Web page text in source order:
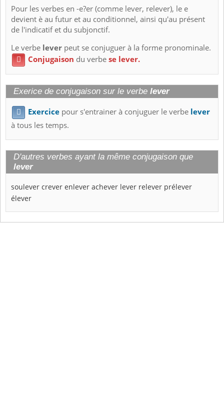
Pour les verbes en -e?er (comme lever, relever), le e
devient è au futur et au conditionnel, ainsi qu'au présent
de l'indicatif et du subjonctif.
Le verbe lever peut se conjuguer à la forme pronominale.
 Conjugaison du verbese lever.
Exerice de conjugaison sur le verbe lever
 Exercice pour s'entrainer à conjuguer le verbe lever
à tous les temps.
D'autres verbes ayant la même conjugaison que
lever
soulever crever enlever achever lever relever prélever
élever